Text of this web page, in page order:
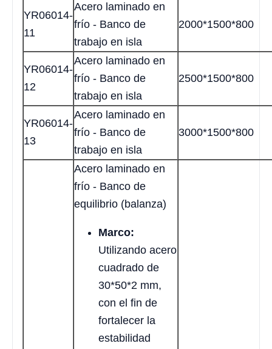
YR06014-
11
Acero laminado en
frío - Banco de
trabajo en isla
2000*1500*800
YR06014-
12
Acero laminado en
frío - Banco de
trabajo en isla
2500*1500*800
YR06014-
13
Acero laminado en
frío - Banco de
trabajo en isla
3000*1500*800
Acero laminado en
frío - Banco de
equilibrio (balanza)
Marco:
Utilizando acero
cuadrado de
30*50*2 mm,
con el fin de
fortalecer la
estabilidad